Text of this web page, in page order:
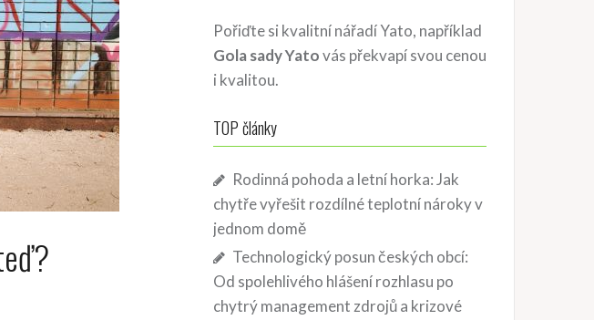
Pořiďte si kvalitní nářadí Yato, například
Gola sady Yatovás překvapí svou cenou
i kvalitou.
TOP články
Rodinná pohoda a letní horka: Jak
chytře vyřešit rozdílné teplotní nároky v
jednom domě
Technologický posun českých obcí:
Od spolehlivého hlášení rozhlasu po
chytrý management zdrojů a krizové